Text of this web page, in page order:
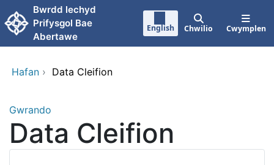
Neidio i'r prif gynnwy
Bwrdd lechyd
Prifysgol Bae
Abertawe
English Chwilio Cwymplen
Hafan › Data Cleifion
Gwrando
Data Cleifion